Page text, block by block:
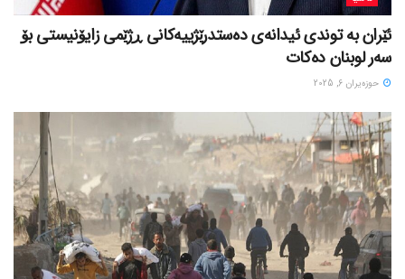
ئێران بە توندی ئیدانەی دەستدرێژییەکانی ڕژێمی زایۆنیستی بۆ
سەر لوبنان دەکات
حوزه‌یران 6, 2025